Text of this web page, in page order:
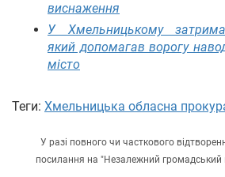
виснаження
У Хмельницькому
який допомагав ворогу
місто
Теги: Хмельницька обласна
У разі повного чи часткового
посилання на "Незалежний громадський